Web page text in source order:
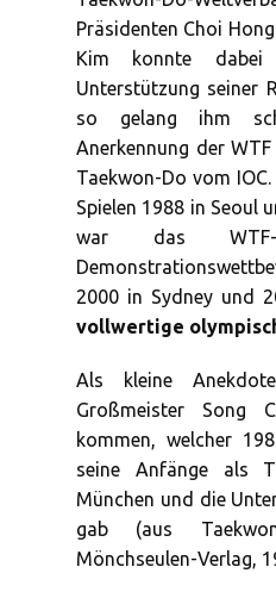
Präsidenten Choi
Kim konnte
Unterstützung seiner
so gelang ihm
Anerkennung der
Taekwon-Do vom
Spielen 1988 in Seoul
war das WTF-
2000 in Sydney und
vollwertige
Als kleine
Großmeister Song
kommen, welcher
seine Anfänge als
München und die
gab (aus
Mönchseulen-Verlag,